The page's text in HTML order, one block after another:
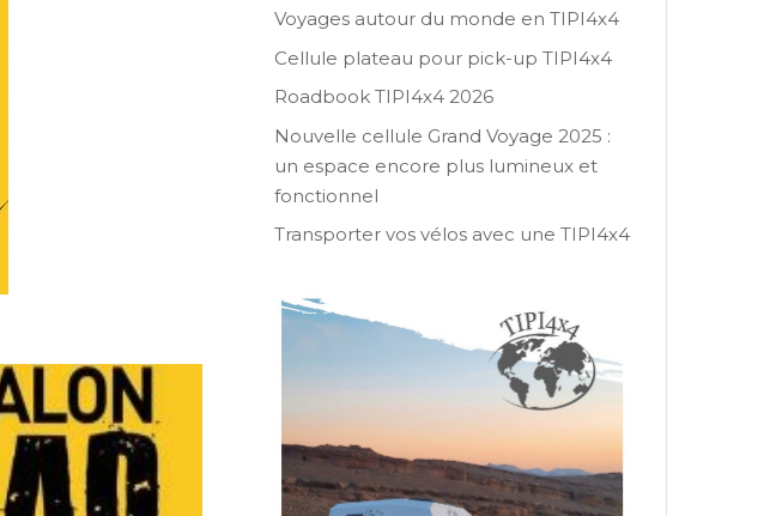
Voyages autour du monde en TIPI4x4
Cellule plateau pour pick-up TIPI4x4
Roadbook TIPI4x4 2026
Nouvelle cellule Grand Voyage 2025 :
un espace encore plus lumineux et
fonctionnel
Transporter vos vélos avec une TIPI4x4